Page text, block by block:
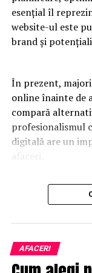
esențial îl
website-ul este
brand și
În prezent,
online înainte de
compară
profesionalismul
digitală are un
Un website
adaptat tuturor
experiență
la îmbunătățirea
AFACERI